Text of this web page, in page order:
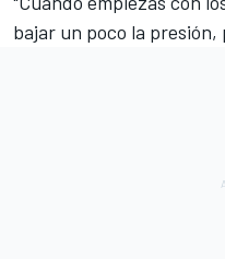
bajar un poco la presión,